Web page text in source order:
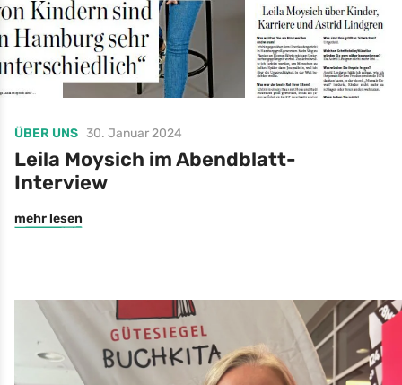
ÜBER UNS 30. Januar 2024
Leila Moysich im Abendblatt-
Interview
mehr lesen